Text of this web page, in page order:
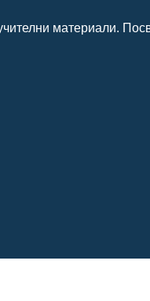
материали.